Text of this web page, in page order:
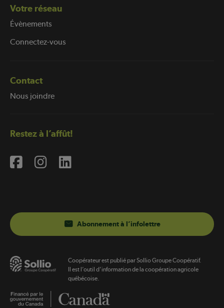
Votre réseau
Évènements
Connectez-vous
Contact
Nous joindre
Restez à l’affût!
Abonnement à l’infolettre
Coopérateur est publié par Sollio Groupe Coopératif.
Il est l’outil d’information de la coopération agricole
québécoise.